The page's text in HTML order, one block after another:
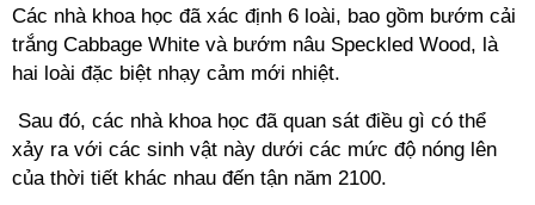
Các nhà khoa học đã xác định 6 loài, bao gồm bướm cải
trắng Cabbage White và bướm nâu Speckled Wood, là
hai loài đặc biệt nhạy cảm mới nhiệt.
Sau đó, các nhà khoa học đã quan sát điều gì có thể
xảy ra với các sinh vật này dưới các mức độ nóng lên
của thời tiết khác nhau đến tận năm 2100.